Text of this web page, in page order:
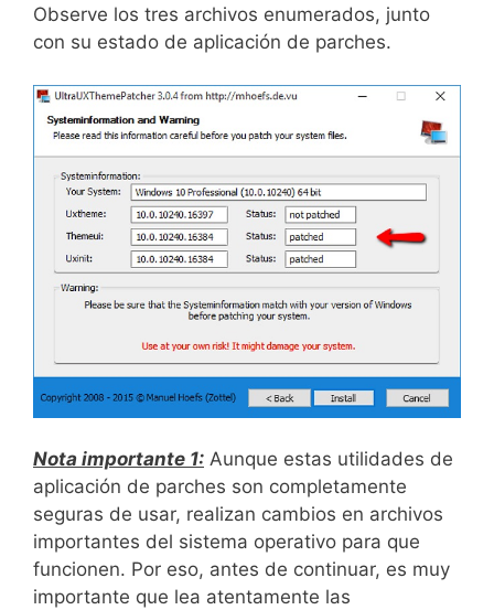
Observe los tres archivos enumerados, junto
con su estado de aplicación de parches.
Nota importante 1: Aunque estas utilidades de
aplicación de parches son completamente
seguras de usar, realizan cambios en archivos
importantes del sistema operativo para que
funcionen. Por eso, antes de continuar, es muy
importante que lea atentamente las